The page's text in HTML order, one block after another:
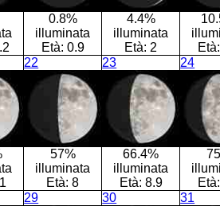
0.8%
illuminata
Età: 0.9
4.4%
illuminata
Età: 2
Età:
22
57%
illuminata
Età: 8
23
66.4%
illuminata
Età: 8.9
24
Età:
29 30 31